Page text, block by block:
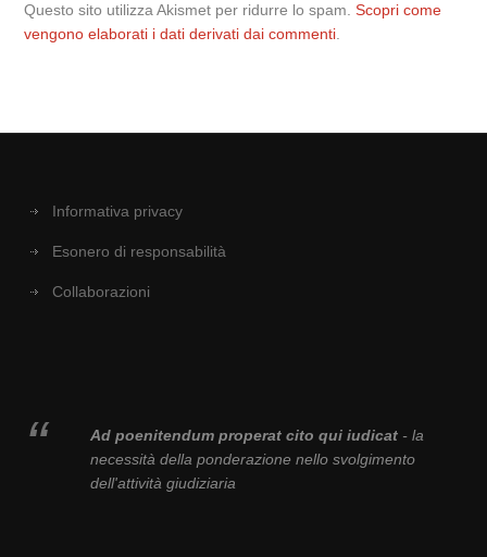
Questo sito utilizza Akismet per ridurre lo spam.Scopri come
vengono elaborati i dati derivati dai commenti
Informativa privacy
Esonero di responsabilità
Collaborazioni
Ad poenitendum properat cito qui iudicat- la
necessità della ponderazione nello svolgimento
dell'attività giudiziaria